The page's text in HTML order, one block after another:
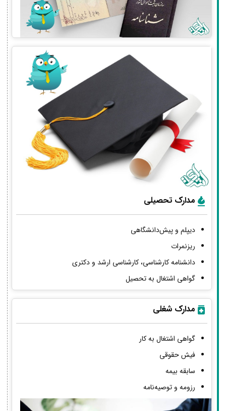
مدارک تحصیلی
دیپلم و پیش‌دانشگاهی
ریزنمرات
دانشنامه کارشناسی، کارشناسی ارشد و دکتری
گواهی اشتغال به تحصیل
مدارک شغلی
گواهی اشتغال به کار
فیش حقوقی
سابقه بیمه
رزومه و توصیه‌نامه